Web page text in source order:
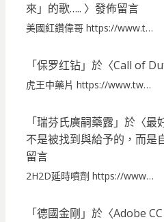
來」的歌….. 〉發佈留言
美國紅鑽偉哥 https://www.t…
「保罗红钻」於〈Call of
虎王中藥片 https://www.tw…
「瑞芬氏廣嗣藥露」於〈最
不是被找到與給予的，而是
留言
2H2D延時噴劑 https://www…
「德國金剛 」於〈Adobe